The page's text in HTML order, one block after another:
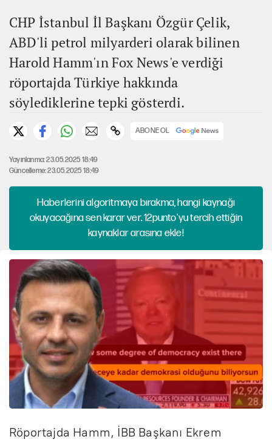
CHP İstanbul İl Başkanı Özgür Çelik,
ABD'li petrol milyarderi olarak bilinen
Harold Hamm'ın Fox News'e verdiği
röportajda Türkiye hakkında
söylediklerine tepki gösterdi.
ABONE OL
Yayınlanma: 23.05.2025 18:49
Güncelleme: 23.05.2025 18:49
Haberlerini algoritmaya bırakma, hangi kaynağı
okuyacağına sen karar ver. 12punto'yu tercih ettiğin
kaynaklar arasına ekle!
Röportajda Hamm, İBB Başkanı Ekrem